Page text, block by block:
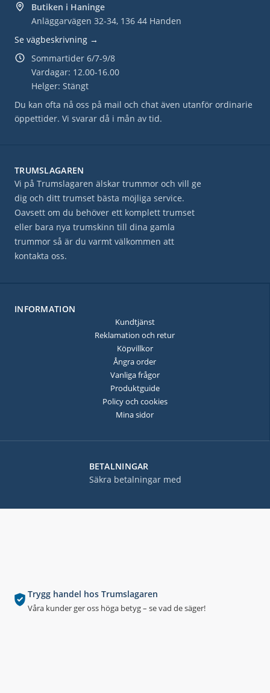
Trygg handel hos Trumslagaren
Våra kunder ger oss höga betyg – se vad de säger!
Butiken i Haninge
Anläggarvägen 32-34, 136 44 Handen
Se vägbeskrivning →
Sommartider 6/7-9/8
Vardagar: 12.00-16.00
Helger: Stängt
Du kan ofta nå oss på mail och chat även utanför ordinarie
öppettider. Vi svarar då i mån av tid.
BETALNINGAR
Säkra betalningar med
TRUMSLAGAREN
Vi på Trumslagaren älskar trummor och vill ge
dig och ditt trumset bästa möjliga service.
Oavsett om du behöver ett komplett trumset
eller bara nya trumskinn till dina gamla
trummor så är du varmt välkommen att
kontakta oss.
INFORMATION
Kundtjänst
Reklamation och retur
Köpvillkor
Ångra order
Vanliga frågor
Produktguide
Policy och cookies
Mina sidor